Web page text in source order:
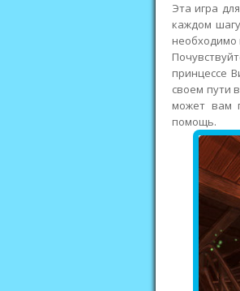
Эта игра
каждом
необходимо
принцессе
своем пути
может вам
помощь.